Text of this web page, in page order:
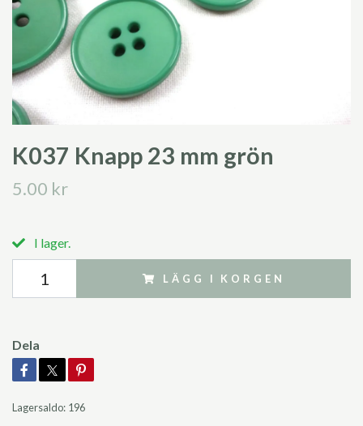
K037 Knapp 23 mm grön
5.00 kr
I lager.
LÄGG I KORGEN
Dela
Lagersaldo: 196